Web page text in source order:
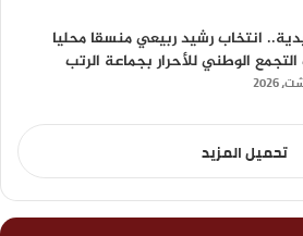
انتخاب رشيد ربيعي منسقا محليا
الوطني للأحرار بجماعة الرتب
تحميل المزيد